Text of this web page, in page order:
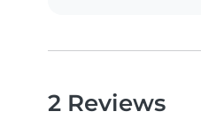
2 Reviews